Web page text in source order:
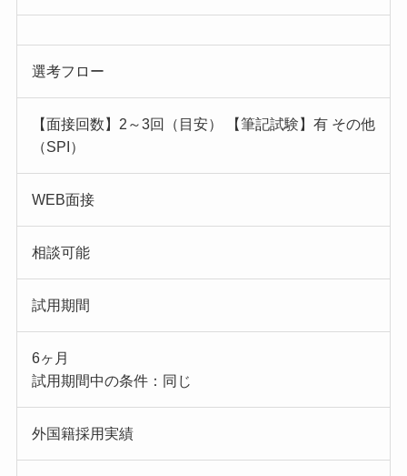
選考フロー
【面接回数】2～3回（目安） 【筆記試験】有 その他
（SPI）
WEB面接
相談可能
試用期間
6ヶ月
試用期間中の条件：同じ
外国籍採用実績